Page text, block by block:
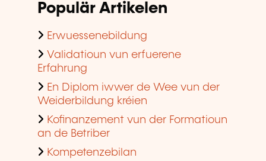
Populär Artikelen
Erwuessenebildung
Validatioun vun erfuerene
Erfahrung
En Diplom iwwer de Wee vun der
Weiderbildung kréien
Kofinanzement vun der Formatioun
an de Betriber
Kompetenzebilan